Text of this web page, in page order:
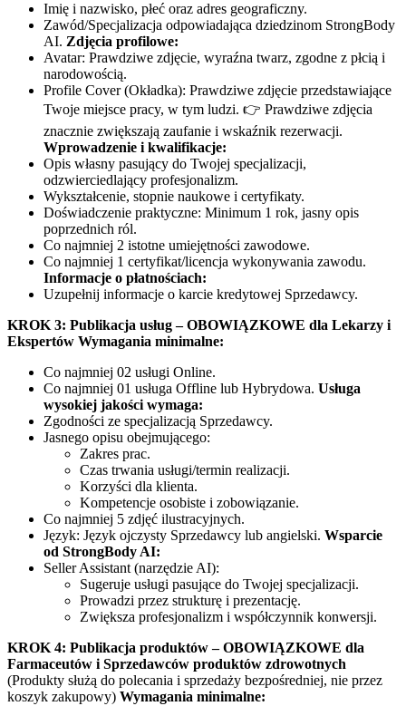
Imię i nazwisko, płeć oraz adres geograficzny.
Zawód/Specjalizacja odpowiadająca dziedzinom StrongBody
AI. Zdjęcia profilowe:
Avatar: Prawdziwe zdjęcie, wyraźna twarz, zgodne z płcią i
narodowością.
Profile Cover (Okładka): Prawdziwe zdjęcie przedstawiające
Twoje miejsce pracy, w tym ludzi. 👉 Prawdziwe zdjęcia
znacznie zwiększają zaufanie i wskaźnik rezerwacji.
Wprowadzenie i kwalifikacje:
Opis własny pasujący do Twojej specjalizacji,
odzwierciedlający profesjonalizm.
Wykształcenie, stopnie naukowe i certyfikaty.
Doświadczenie praktyczne: Minimum 1 rok, jasny opis
poprzednich ról.
Co najmniej 2 istotne umiejętności zawodowe.
Co najmniej 1 certyfikat/licencja wykonywania zawodu.
Informacje o płatnościach:
Uzupełnij informacje o karcie kredytowej Sprzedawcy.
KROK 3: Publikacja usług – OBOWIĄZKOWE dla Lekarzy i
Ekspertów Wymagania minimalne:
Co najmniej 02 usługi Online.
Co najmniej 01 usługa Offline lub Hybrydowa. Usługa
wysokiej jakości wymaga:
Zgodności ze specjalizacją Sprzedawcy.
Jasnego opisu obejmującego:
Zakres prac.
Czas trwania usługi/termin realizacji.
Korzyści dla klienta.
Kompetencje osobiste i zobowiązanie.
Co najmniej 5 zdjęć ilustracyjnych.
Język: Język ojczysty Sprzedawcy lub angielski. Wsparcie
od StrongBody AI:
Seller Assistant (narzędzie AI):
Sugeruje usługi pasujące do Twojej specjalizacji.
Prowadzi przez strukturę i prezentację.
Zwiększa profesjonalizm i współczynnik konwersji.
KROK 4: Publikacja produktów – OBOWIĄZKOWE dla
Farmaceutów i Sprzedawców produktów zdrowotnych
(Produkty służą do polecania i sprzedaży bezpośredniej, nie przez
koszyk zakupowy) Wymagania minimalne: